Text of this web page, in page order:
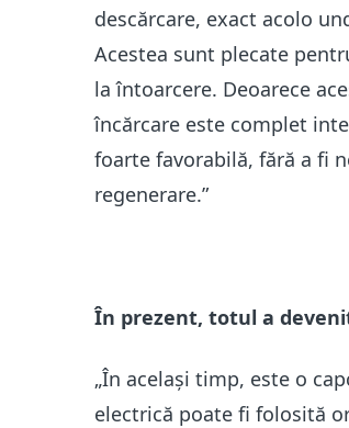
descărcare, exact acolo
Acestea sunt plecate
la întoarcere. Deoarece
încărcare este complet
foarte favorabilă, fără a fi
regenerare.”
În prezent, totul a
„În același timp, este o
electrică poate fi folosită